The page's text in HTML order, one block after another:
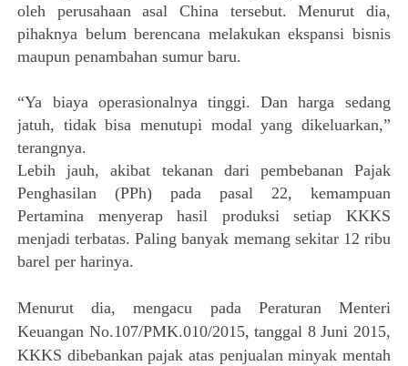
oleh perusahaan asal China tersebut. Menurut dia,
pihaknya belum berencana melakukan ekspansi bisnis
maupun penambahan sumur baru.
“Ya biaya operasionalnya tinggi. Dan harga sedang
jatuh, tidak bisa menutupi modal yang dikeluarkan,”
terangnya.
Lebih jauh, akibat tekanan dari pembebanan Pajak
Penghasilan (PPh) pada pasal 22, kemampuan
Pertamina menyerap hasil produksi setiap KKKS
menjadi terbatas. Paling banyak memang sekitar 12 ribu
barel per harinya.
Menurut dia, mengacu pada Peraturan Menteri
Keuangan No.107/PMK.010/2015, tanggal 8 Juni 2015,
KKKS dibebankan pajak atas penjualan minyak mentah